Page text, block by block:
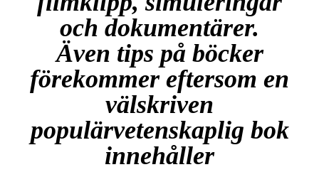
och dokumentärer.
Även tips på böcker
förekommer eftersom en
välskriven
populärvetenskaplig bok
innehåller